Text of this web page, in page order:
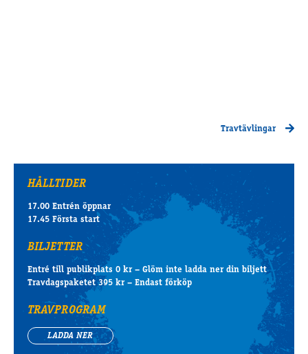
Travtävlingar
HÅLLTIDER
17.00 Entrén öppnar
17.45 Första start
BILJETTER
Entré till publikplats 0 kr – Glöm inte ladda ner din biljett
Travdagspaketet 395 kr – Endast förköp
TRAVPROGRAM
LADDA NER